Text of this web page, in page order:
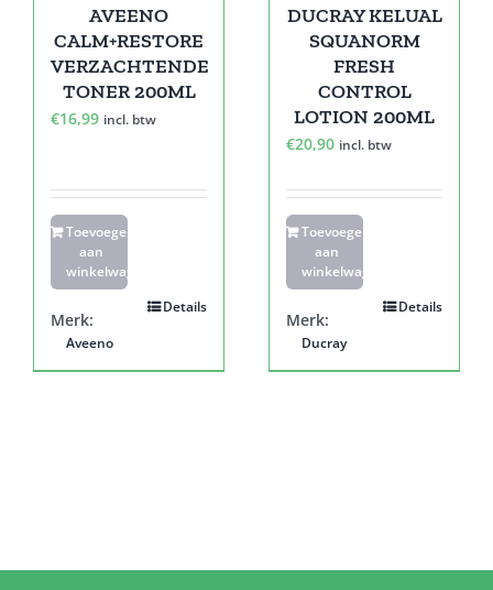
AVEENO
CALM+RESTORE
VERZACHTENDE
TONER 200ML
€16,99 incl. btw
Toevoegen
aan
winkelwagen
Details
Merk:
Aveeno
DUCRAY KELUAL
SQUANORM
FRESH
CONTROL
LOTION 200ML
€20,90 incl. btw
Toevoegen
aan
winkelwagen
Details
Merk:
Ducray